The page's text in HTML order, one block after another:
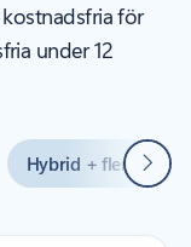
för
under 12
Hybrid + flera moln
Nästa